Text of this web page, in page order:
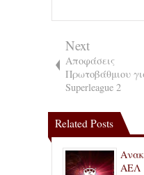
Next
Αποφάσεις
Πρωτοβάθμιου
Superleague 2
Related Posts
ΑΕΛ